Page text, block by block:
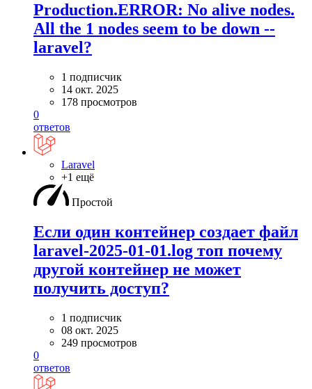
Production.ERROR: No alive nodes.
All the 1 nodes seem to be down --
laravel?
1 подписчик
14 окт. 2025
178 просмотров
0
ответов
Laravel
+1 ещё
Простой
Если один контейнер создает файл
laravel-2025-01-01.log топ почему
другой контейнер не может
получить доступ?
1 подписчик
08 окт. 2025
249 просмотров
0
ответов